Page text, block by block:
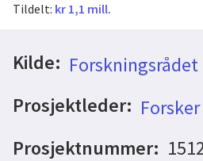
Tildelt: kr 1,1 mill.
Kilde: Forskningsrådet
Prosjektleder:
Prosjektnummer: